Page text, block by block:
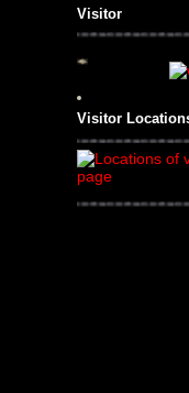
Visitor
Visitor